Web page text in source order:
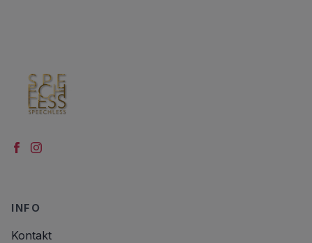
INFO
Kontakt